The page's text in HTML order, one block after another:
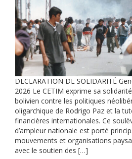
DECLARATION DE SOLIDARITÉ
2026 Le CETIM exprime sa
bolivien contre les politiques
oligarchique de Rodrigo Paz et la
financières internationales. Ce
d’ampleur nationale est porté
mouvements et organisations
avec le soutien des […]